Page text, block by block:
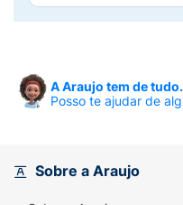
Complemente os
*Usando sistema
• Ajuda a alinhar
A Araujo tem de tudo.
Posso te ajudar de
Sobre a Araujo